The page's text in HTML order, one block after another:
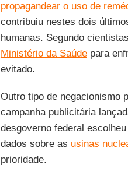
propagandear o uso de
contribuiu nestes dois
humanas. Segundo
Ministério da Saúdepara
evitado.
Outro tipo de negacionismo
campanha publicitária
desgoverno federal
dados sobre as usinas
prioridade.